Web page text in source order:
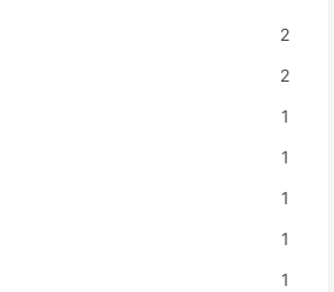
2
2
1
1
1
1
1